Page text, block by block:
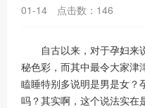
01-14
点击数： 146
自古以来，对于孕妇来
秘色彩，而其中最令大家津
瞌睡特别多说明是男是女？
吗？其实啊，这个说法实在